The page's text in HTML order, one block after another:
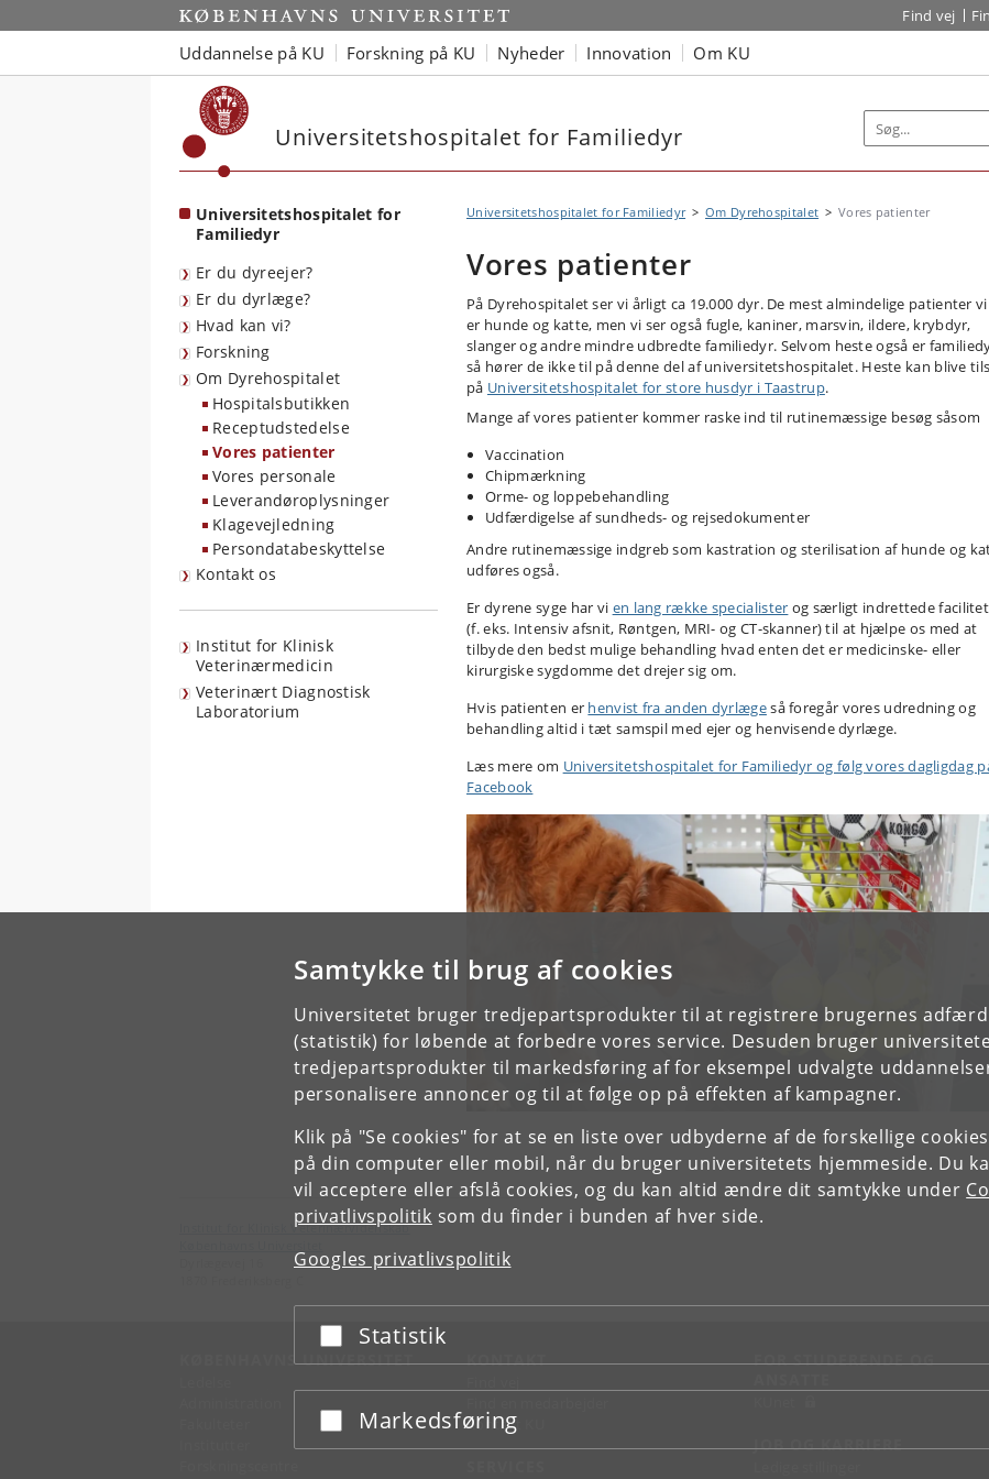
Samtykke til brug af cookies
Universitetet bruger tredjepartsprodukter til at registrere brugernes adfærd
(statistik) for løbende at forbedre vores service. Desuden bruger
tredjepartsprodukter til markedsføring af for eksempel udvalgte
personalisere annoncer og til at følge op på effekten af kampagner.
Klik på "Se cookies" for at se en liste over udbyderne af de forskellige
på din computer eller mobil, når du bruger universitetets hjemmeside. Du
vil acceptere eller afslå cookies, og du kan altid ændre dit samtykke under
privatlivspolitik som du finder i bunden af hver side.
Googles privatlivspolitik
Acceptér eller afslå
Statistik
Acceptér eller afslå
Markedsføring
Start Find vej
Uddannelse på KU Forskning på KU Nyheder Innovation Om KU
Universitetshospitalet for Familiedyr
Universitetshospitalet for
Familiedyr
Er du dyreejer?
Er du dyrlæge?
Hvad kan vi?
Forskning
Om Dyrehospitalet
Hospitalsbutikken
Receptudstedelse
Vores patienter
Vores personale
Leverandøroplysninger
Klagevejledning
Persondatabeskyttelse
Kontakt os
Institut for Klinisk
Veterinærmedicin
Veterinært Diagnostisk
Laboratorium
Universitetshospitalet for Familiedyr Om Dyrehospitalet Vores patienter
Vores patienter
På Dyrehospitalet ser vi årligt ca 19.000 dyr. De mest almindelige patienter
er hunde og katte, men vi ser også fugle, kaniner, marsvin, ildere, krybdyr,
slanger og andre mindre udbredte familiedyr. Selvom heste også er
så hører de ikke til på denne del af universitetshospitalet. Heste kan blive
på Universitetshospitalet for store husdyr i Taastrup.
Mange af vores patienter kommer raske ind til rutinemæssige besøg såsom
Vaccination
Chipmærkning
Orme- og loppebehandling
Udfærdigelse af sundheds- og rejsedokumenter
Andre rutinemæssige indgreb som kastration og sterilisation af hunde og
udføres også.
Er dyrene syge har vi en lang række specialister og særligt indrettede
(f. eks. Intensiv afsnit, Røntgen, MRI- og CT-skanner) til at hjælpe os med at
tilbyde den bedst mulige behandling hvad enten det er medicinske- eller
kirurgiske sygdomme det drejer sig om.
Hvis patienten er henvist fra anden dyrlægeså foregår vores udredning og
behandling altid i tæt samspil med ejer og henvisende dyrlæge.
Læs mere om Universitetshospitalet for Familiedyr og følg vores dagligdag
Facebook
Institut for Klinisk Veterinærvidenskab
KØBENHAVNS UNIVERSITET KONTAKT
Kontakt KU
FOR STUDERENDE OG
JOB OG KARRIERE